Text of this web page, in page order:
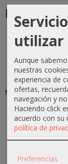
Productos
-10 %
Cuchillo de
Madera de olivo
– Para...
10,80 € 12,00 €
utilizar
Aunque
nuestras
experiencia de
ofertas,
navegación y
Haciendo click
acuerdo con su
política de
Preferencias